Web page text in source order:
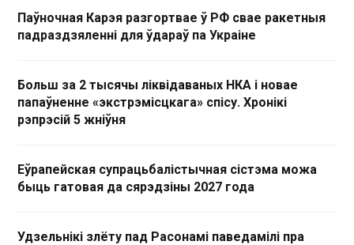
Паўночная Карэя разгортвае ў РФ свае ракетныя
падраздзяленні для ўдараў па Украіне
Больш за 2 тысячы ліквідаваных НКА і новае
папаўненне «экстрэмісцкага» спісу. Хронікі
рэпрэсій 5 жніўня
Еўрапейская супрацьбалістычная сістэма можа
быць гатовая да сярэдзіны 2027 года
Удзельнікі злёту пад Расонамі паведамілі пра